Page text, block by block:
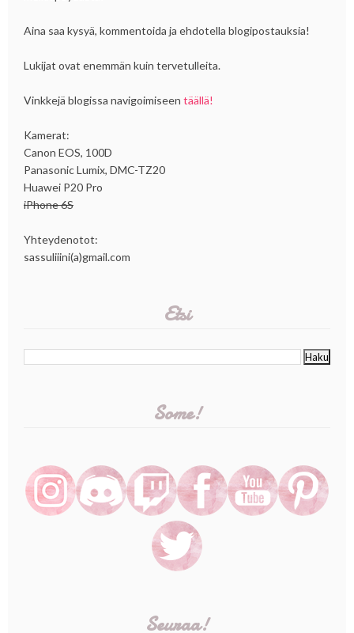
Aina saa kysyä, kommentoida ja ehdotella blogipostauksia!
Lukijat ovat enemmän kuin tervetulleita.
Vinkkejä blogissa navigoimiseen täällä!
Kamerat:
Canon EOS, 100D
Panasonic Lumix, DMC-TZ20
Huawei P20 Pro
iPhone 6S
Yhteydenotot:
sassuliiini(a)gmail.com
Etsi
Some!
Seuraa!